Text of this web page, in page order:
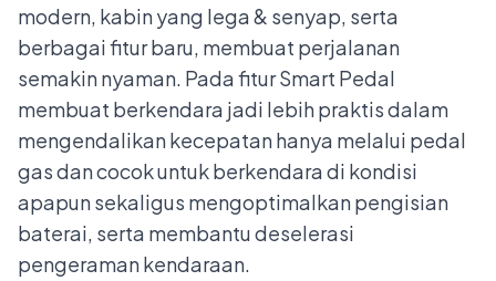
modern, kabin yang lega & senyap, serta
berbagai fitur baru, membuat perjalanan
semakin nyaman. Pada fitur Smart Pedal
membuat berkendara jadi lebih praktis dalam
mengendalikan kecepatan hanya melalui pedal
gas dan cocok untuk berkendara di kondisi
apapun sekaligus mengoptimalkan pengisian
baterai, serta membantu deselerasi
pengeraman kendaraan.